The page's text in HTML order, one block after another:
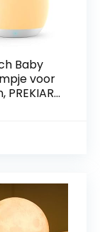
Baby
voor
PREKIAR